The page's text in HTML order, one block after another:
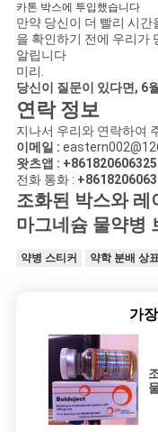
카톤 박스에 투입했습니다
만약 당신이 더 빨리 시간
을 확인하기 전에 우리가
알립니다
미리.
당신이 질문이 있다면, 6
연락 정보
지나서 우리와 연락하여
이메일 :
왓츠앱 :
전화 통화 :
조화된 박스와 레
마그네슘 물약병
약병 스티커 약학 분배 상
가